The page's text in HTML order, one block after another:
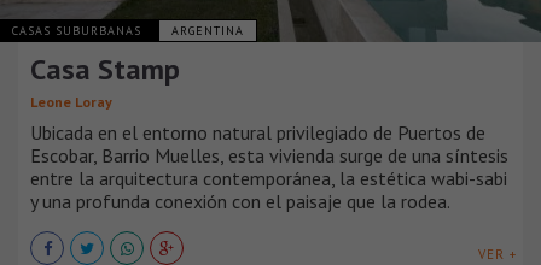
CASAS SUBURBANAS ARGENTINA
Casa Stamp
Leone Loray
Ubicada en el entorno natural privilegiado de Puertos de
Escobar, Barrio Muelles, esta vivienda surge de una síntesis
entre la arquitectura contemporánea, la estética wabi-sabi
y una profunda conexión con el paisaje que la rodea.
VER +